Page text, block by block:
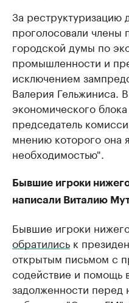
За реструктуризацию
проголосовали члены
городской думы по
промышленности и
исключением
Валерия Гельжиниса.
экономического
председатель
мнению которого она
необходимостью".
Бывшие игроки
написали Виталию
Бывшие игроки
обратились к
открытым письмом с
содействие и помощь
задолженности перед